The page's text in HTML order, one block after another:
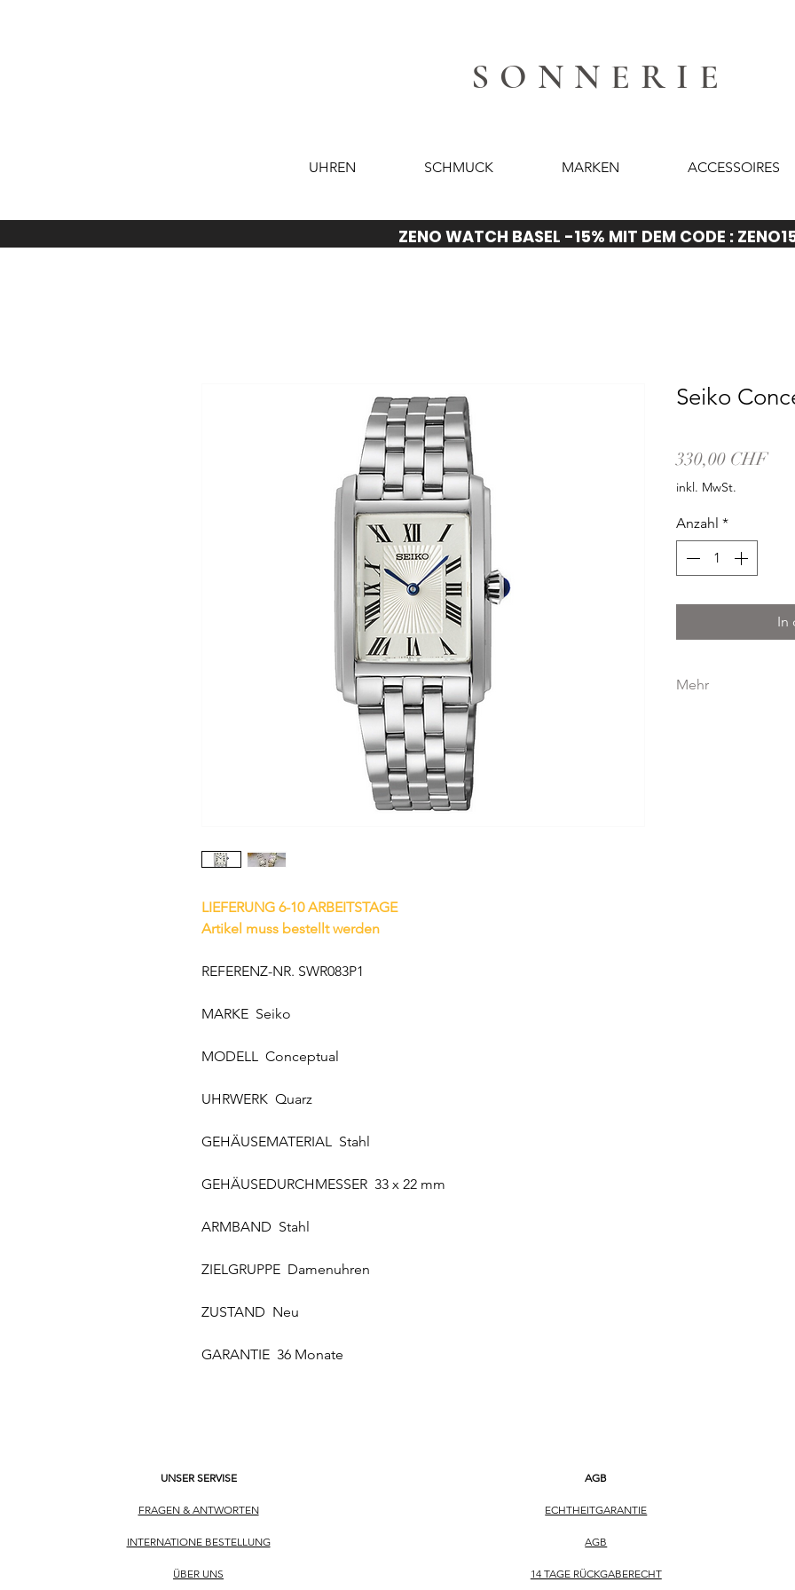
SONNERIE
UHREN SCHMUCK MARKEN ACCESSOIRES
ZENO WATCH BASEL -15% MIT DEM CODE :
LIEFERUNG 6-10 ARBEITSTAGE
Artikel muss bestellt werden
REFERENZ-NR. SWR083P1
MARKE Seiko
MODELL Conceptual
UHRWERK Quarz
GEHÄUSEMATERIAL Stahl
GEHÄUSEDURCHMESSER 33 x 22 mm
ARMBAND Stahl
ZIELGRUPPE Damenuhren
ZUSTAND Neu
GARANTIE 36 Monate
Seiko
330,00 CHFPreis
inkl. MwSt.
Anzahl *
In
Mehr
UNSER SERVISE
FRAGEN & ANTWORTEN
INTERNATIONE BESTELLUNG
ÜBER UNS
AGB
ECHTHEITGARANTIE
AGB
14 TAGE RÜCKGABERECHT